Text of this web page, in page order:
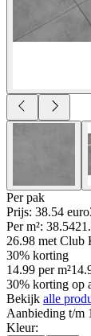
Per pak
Prijs: 38.54 euro
Per m²: 38.54
26.98 met Club
30% korting
14.99 per m²
30% korting op
Bekijk alle
Aanbieding t/m
Kleur: